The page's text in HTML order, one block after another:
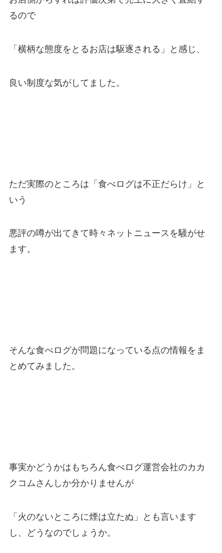
るので
「横柄な態度をとるお店は駆逐される」と感じ、
良い制度な気がしてました。
ただ実際のところは「食べログは不正だらけ」と
いう
悪評の噂が出てきて時々ネットニュースを騒がせ
ます。
そんな食べログが問題になっている点の情報をま
とめてみました。
事実かどうかはもちろん食べログ運営会社のカカ
クコムさんしか分かりませんが
「火のないところに煙は立たぬ」とも言います
し、どうなのでしょうか。